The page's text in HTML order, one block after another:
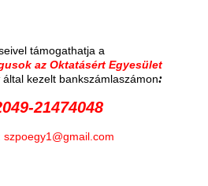
támogathatja a
az Oktatásért Egyesület
által kezelt bankszámlaszámon:
21474048
szpoegy1@gmail.com